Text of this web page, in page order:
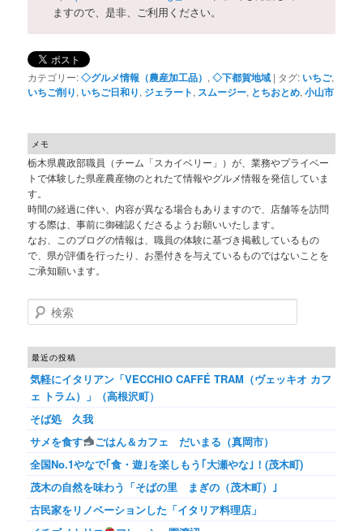
ますので、是非、ご利用ください。
カテゴリー:◇グルメ情報（農産加工品） ,◇下都賀地域 | タグ: いちご,
いちご削り, いちご日和り, ジェラート, スムージー, とちおとめ,小山市
メモ
栃木県農政部職員（チーム「スカイベリー」）が、業務やプライベー
トで体験した県産農産物のとれたて情報やグルメ情報を発信していま
す。
時間の経過に伴い、内容が異なる場合もありますので、店舗等を訪問
する際は、事前に御確認くださるようお願いいたします。
なお、このブログの情報は、職員の体験に基づき掲載しているもの
で、県が評価を行ったり、お墨付きを与えているものではないことを
ご承知願います。
検索
最近の投稿
気軽にイタリアン「VECCHIO CAFFÉ TRAM（ヴェッキオ カフ
ェ トラム）」（高根沢町）
そば処 久我
サメを食す
ごはん＆カフェ だいまる（真岡市）
全国No.1やなで｢食・遊｣を楽しもう｢大瀬やな｣！(茂木町)
茂木の自然を味わう「そばの里 まぎの（茂木町）｣
古民家をリノベーションした「イタリア料理店」